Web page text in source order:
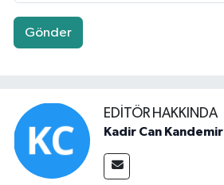
Gönder
EDITÖR HAKKINDA
Kadir Can Kandemir